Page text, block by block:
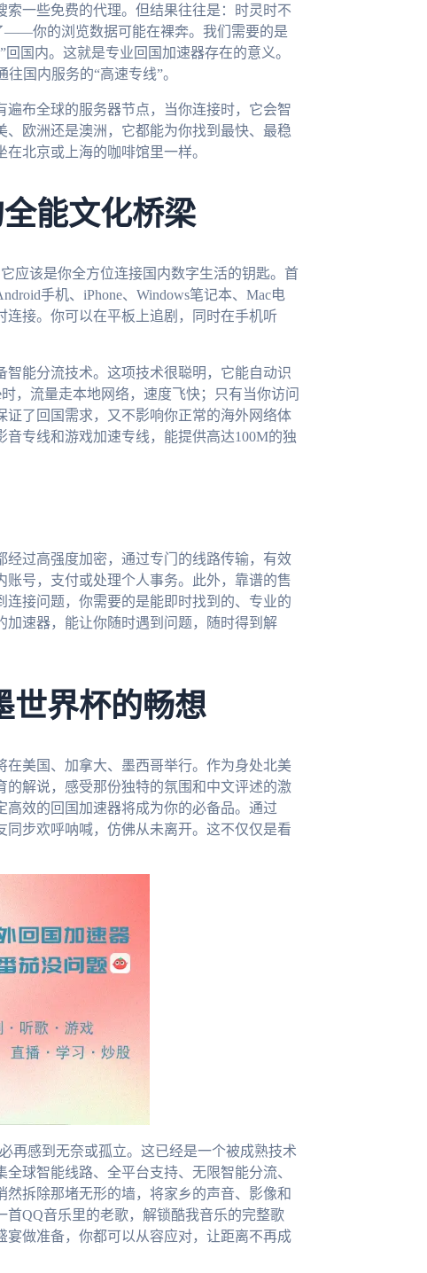
一些免费的代理。但结果往往是：时灵时不
——你的浏览数据可能在裸奔。我们需要的是
国内。这就是专业回国加速器存在的意义。
国内服务的“高速专线”。
布全球的服务器节点，当你连接时，它会智
欧洲还是澳洲，它都能为你找到最快、最稳
北京或上海的咖啡馆里一样。
能文化桥梁
应该是你全方位连接国内数字生活的钥匙。首
手机、iPhone、Windows笔记本、Mac电
接。你可以在平板上追剧，同时在手机听
能分流技术。这项技术很聪明，它能自动识
，流量走本地网络，速度飞快；只有当你访问
了回国需求，又不影响你正常的海外网络体
专线和游戏加速专线，能提供高达100M的独
过高强度加密，通过专门的线路传输，有效
号，支付或处理个人事务。此外，靠谱的售
接问题，你需要的是能即时找到的、专业的
加速器，能让你随时遇到问题，随时得到解
世界杯的畅想
在美国、加拿大、墨西哥举行。作为身处北美
解说，感受那份独特的氛围和中文评述的激
效的回国加速器将成为你的必备品。通过
步欢呼呐喊，仿佛从未离开。这不仅仅是看
再感到无奈或孤立。这已经是一个被成熟技术
全球智能线路、全平台支持、无限智能分流、
拆除那堵无形的墙，将家乡的声音、影像和
QQ音乐里的老歌，解锁酷我音乐的完整歌
做准备，你都可以从容应对，让距离不再成